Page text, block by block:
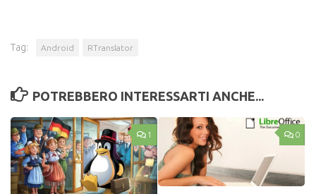
Tag: Android RTranslator
POTREBBERO INTERESSARTI ANCHE...
1 0